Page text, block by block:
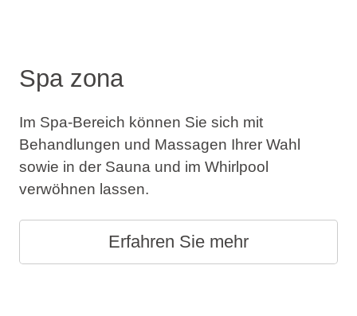
Spa zona
Im Spa-Bereich können Sie sich mit
Behandlungen und Massagen Ihrer Wahl
sowie in der Sauna und im Whirlpool
verwöhnen lassen.
Erfahren Sie mehr